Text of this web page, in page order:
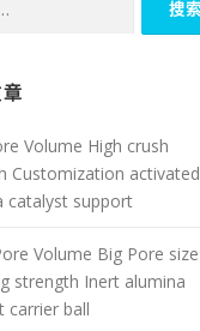
Volume High crush
Customization activated
catalyst support
Volume Big Pore size
strength Inert alumina
carrier ball